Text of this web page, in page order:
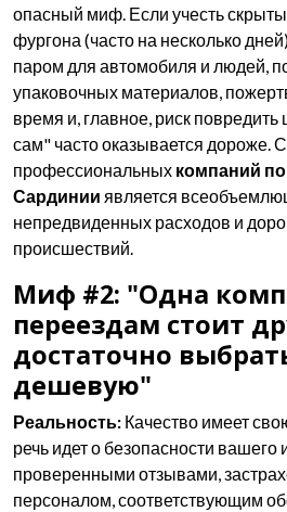
опасный миф. Если учесть
фургона (часто на несколько
паром для автомобиля и людей,
упаковочных материалов,
время и, главное, риск
сам" часто оказывается дороже.
профессиональных компаний
Сардинии является
непредвиденных расходов и
происшествий.
Миф #2: "Одна
переездам стоит
достаточно
дешевую"
Реальность: Качество имеет
речь идет о безопасности
проверенными отзывами,
персоналом, соответствующим